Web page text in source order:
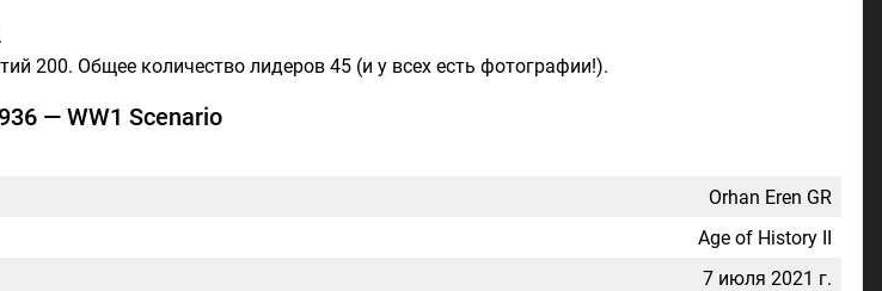
200. Общее количество лидеров 45 (и у всех есть фотографии!).
— WW1 Scenario
Orhan Eren GR
Age of History II
7 июля 2021 г.